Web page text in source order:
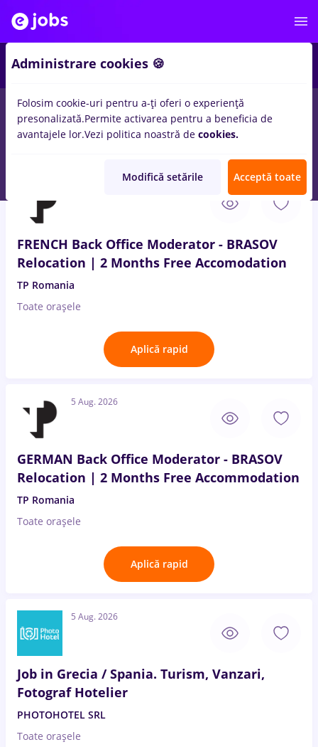
Salarii Full time Part time Fără experiență
FRENCH Back Office Moderator - BRASOV
Relocation | 2 Months Free Accomodation
TP Romania
Toate oraşele
Aplică rapid
5 Aug. 2026
GERMAN Back Office Moderator - BRASOV
Relocation | 2 Months Free Accommodation
TP Romania
Toate oraşele
Aplică rapid
5 Aug. 2026
Job in Grecia / Spania. Turism, Vanzari,
Fotograf Hotelier
PHOTOHOTEL SRL
Toate oraşele
Administrare cookies 🍪
Folosim cookie-uri pentru a-ți oferi o experiență
presonalizată.Permite activarea pentru a beneficia de
avantajele lor.Vezi politica noastră de cookies.
Modifică setările Acceptă toate